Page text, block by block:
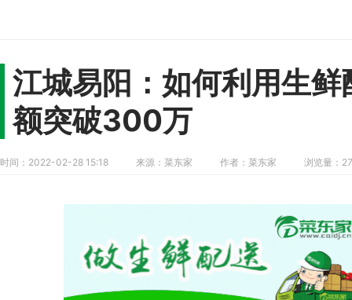
江城易阳：如何利用生
额突破300万
时间：2022-02-28 15:18 来源：菜东家 作者：菜东家 浏览量：